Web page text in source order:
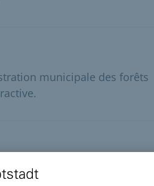
municipale des forêts
bassins et les exigences